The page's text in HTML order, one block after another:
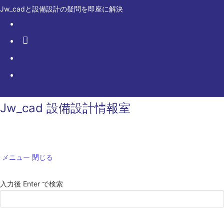
コ
ッ
Jw_cadと設備設計の疑問を即座に解決
Jw_cad 設備設計情報室
メニュー 閉じる
サ
ト
入力後 Enter で検索